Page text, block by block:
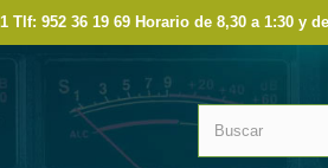
Tlf: 952 36 19 69 Horario de 8,30 a 1:30 y